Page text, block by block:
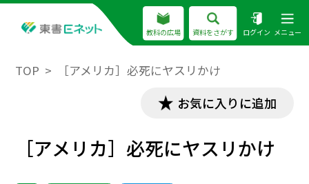
教科の広場 資料をさがす ログイン メニュー
TOP ［アメリカ］必死にヤスリかけ
お気に入りに追加
［アメリカ］必死にヤスリかけ